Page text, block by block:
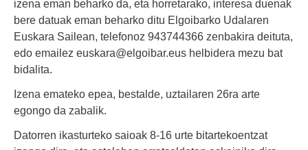
izena eman beharko da, eta horretarako, interesa duenak
bere datuak eman beharko ditu Elgoibarko Udalaren
Euskara Sailean, telefonoz 943744366 zenbakira deituta,
edo emailez euskara@elgoibar.eus helbidera mezu bat
bidalita.
Izena emateko epea, bestalde, uztailaren 26ra arte
egongo da zabalik.
Datorren ikasturteko saioak 8-16 urte bitartekoentzat